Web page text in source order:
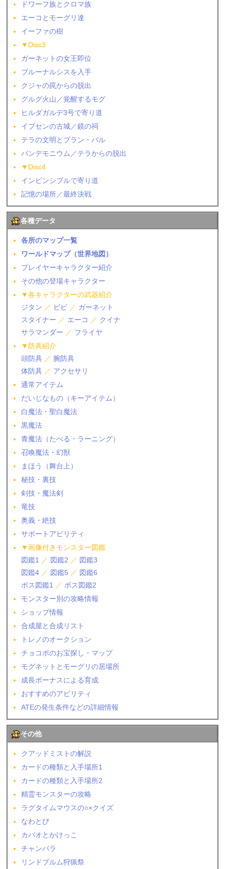
ドワーフ族とクロマ族
エーコとモーグリ達
イーファの樹
▼Disc3
ガーネットの女王即位
ブルーナルシスを入手
クジャの罠からの脱出
グルグ火山／覚醒するモグ
ヒルダガルデ3号で寄り道
イプセンの古城／鏡の祠
テラの文明とブラン・バル
パンデモニウム／テラからの脱出
▼Disc4
インビンシブルで寄り道
記憶の場所／最終決戦
各種データ
各所のマップ一覧
ワールドマップ（世界地図）
プレイヤーキャラクター紹介
その他の登場キャラクター
▼各キャラクターの武器紹介
ジタン ／ ビビ ／ ガーネット
スタイナー ／ エーコ ／ クイナ
サラマンダー ／ フライヤ
▼防具紹介
頭防具 ／ 腕防具
体防具 ／ アクセサリ
通常アイテム
だいじなもの（キーアイテム）
白魔法・聖白魔法
黒魔法
青魔法（たべる・ラーニング）
召喚魔法・幻獣
まほう（舞台上）
秘技・裏技
剣技・魔法剣
竜技
奥義・絶技
サポートアビリティ
▼画像付きモンスター図鑑
図鑑1 ／ 図鑑2 ／ 図鑑3
図鑑4 ／ 図鑑5 ／ 図鑑6
ボス図鑑1 ／ボス図鑑2
モンスター別の攻略情報
ショップ情報
合成屋と合成リスト
トレノのオークション
チョコボのお宝探し・マップ
モグネットとモーグリの居場所
成長ボーナスによる育成
おすすめのアビリティ
ATEの発生条件などの詳細情報
その他
クアッドミストの解説
カードの種類と入手場所1
カードの種類と入手場所2
精霊モンスターの攻略
ラグタイムマウスの○×クイズ
なわとび
カバオとかけっこ
チャンバラ
リンドブルム狩猟祭